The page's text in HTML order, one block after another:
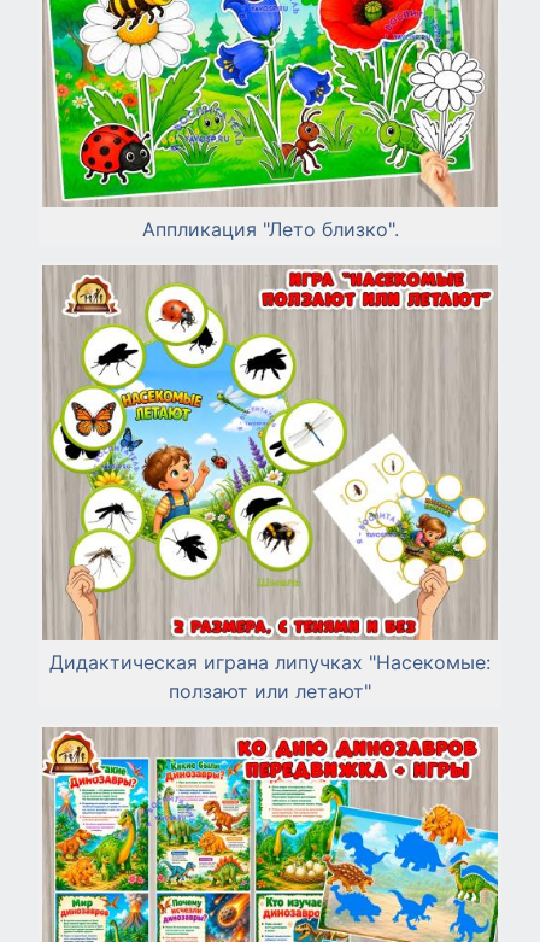
Аппликация "Лето близко".
Дидактическая играна липучках "Насекомые:
ползают или летают"